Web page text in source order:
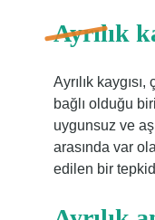
Ayrılık
Ayrılık
bağlı olduğu
uygunsuz ve
arasında var
edilen bir